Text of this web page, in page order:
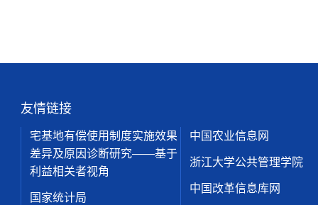
友情链接
宅基地有偿使用制度实施效果
差异及原因诊断研究——基于
利益相关者视角
国家统计局
中国农业信息网
浙江大学公共管理学院
中国改革信息库网